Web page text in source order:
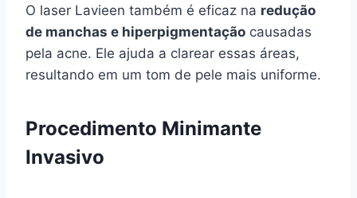
O laser Lavieen também é eficaz na redução
de manchas e hiperpigmentação causadas
pela acne. Ele ajuda a clarear essas áreas,
resultando em um tom de pele mais uniforme.
Procedimento Minimante
Invasivo